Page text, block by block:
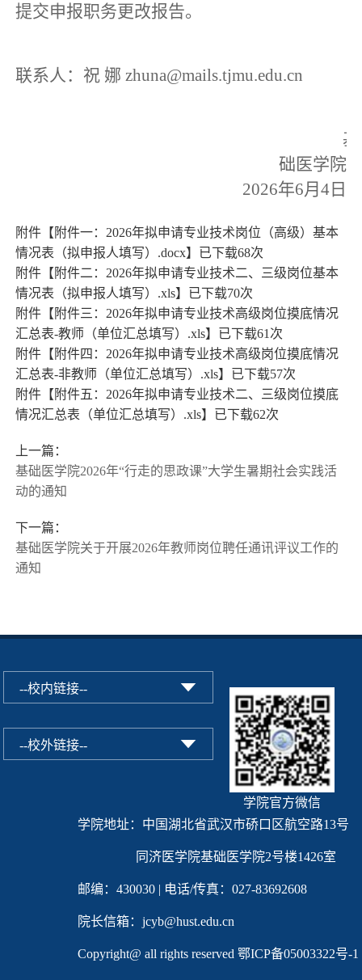
提交申报职务更改报告。
联系人：祝 娜 zhuna@mails.tjmu.edu.cn
基
础医学院
2026年6月 4日
附件【 附件一：2026年拟申请专业技术岗位（高级）基本
情况表（拟申报人填写）.docx】已下载68次
附件【 附件二：2026年拟申请专业技术二、三级岗位基本
情况表（拟申报人填写）.xls】已下载70次
附件【 附件三：2026年拟申请专业技术高级岗位摸底情况
汇总表-教师（单位汇总填写）.xls】已下载61 次
附件【 附件四：2026年拟申请专业技术高级岗位摸底情况
汇总表-非教师（单位汇总填写）.xls】已下载57次
附件【 附件五：2026年拟申请专业技术二、三级岗位摸底
情况汇总表（单位汇总填写）.xls】已下载62次
上一篇：
基础医学院2026年“行走的思政课”大学生暑期社会实践活
动的通知
下一篇：
基础医学院关于开展2026年教师岗位聘任通讯评议工作的
通知
学院官方微信
学院地址：中国湖北省武汉市硚口区航空路13号
同济医学院基础医学院2号楼1426室
邮编：430030 | 电话/传真：027-83692608
院长信箱：jcyb@hust.edu.cn
Copyright@ all rights reserved 鄂ICP备05003322号-1